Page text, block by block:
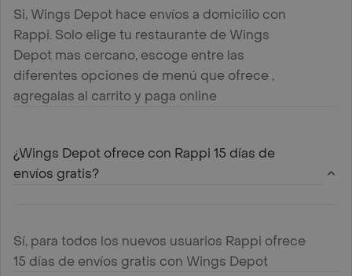
Si, Wings Depot hace envíos a domicilio con
Rappi. Solo elige tu restaurante de Wings
Depot mas cercano, escoge entre las
diferentes opciones de menú que ofrece ,
agregalas al carrito y paga online
¿Wings Depot ofrece con Rappi 15 días de
envíos gratis?
Sí, para todos los nuevos usuarios Rappi ofrece
15 días de envíos gratis con Wings Depot